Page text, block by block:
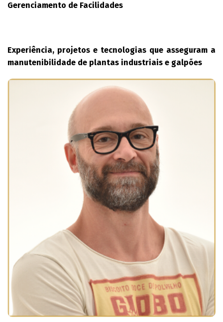
Gerenciamento de Facilidades
Experiência, projetos e tecnologias que asseguram a
manutenibilidade de plantas industriais e galpões